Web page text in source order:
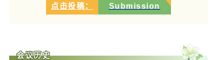
点击投稿： Submission
会议历史